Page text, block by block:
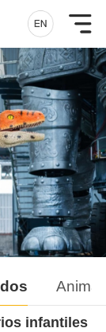
infantiles